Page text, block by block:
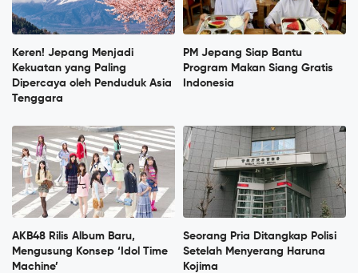
Keren! Jepang Menjadi
Kekuatan yang Paling
Dipercaya oleh Penduduk Asia
Tenggara
PM Jepang Siap Bantu
Program Makan Siang Gratis
Indonesia
AKB48 Rilis Album Baru,
Mengusung Konsep ‘Idol Time
Machine’
Seorang Pria Ditangkap Polisi
Setelah Menyerang Haruna
Kojima